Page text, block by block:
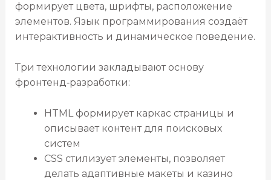
формирует цвета, шрифты, расположение
элементов. Язык программирования создаёт
интерактивность и динамическое поведение.
Три технологии закладывают основу
фронтенд‑разработки:
HTML формирует каркас страницы и
описывает контент для поисковых
систем
CSS стилизует элементы, позволяет
делать адаптивные макеты и казино